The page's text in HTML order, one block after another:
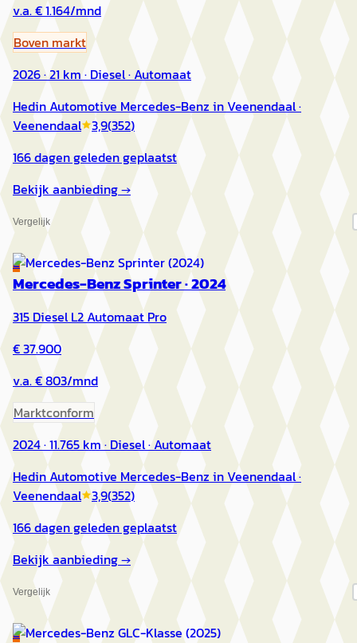
v.a. € 1.164/mnd
Boven markt
2026 · 21 km · Diesel · Automaat
Hedin Automotive Mercedes-Benz in Veenendaal·
Veenendaal 3,9(352)
166 dagen geleden geplaatst
Bekijk aanbieding →
Vergelijk
E
Mercedes-Benz Sprinter·2024
315 Diesel L2 Automaat Pro
€ 37.900
v.a. € 803/mnd
Marktconform
2024 · 11.765 km · Diesel · Automaat
Hedin Automotive Mercedes-Benz in Veenendaal·
Veenendaal 3,9(352)
166 dagen geleden geplaatst
Bekijk aanbieding →
Vergelijk
E